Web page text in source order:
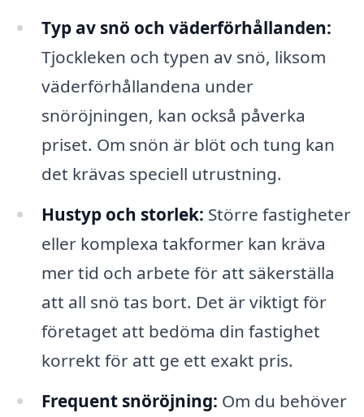
Typ av snö och väderförhållanden:
Tjockleken och typen av snö, liksom
väderförhållandena under
snöröjningen, kan också påverka
priset. Om snön är blöt och tung kan
det krävas speciell utrustning.
Hustyp och storlek: Större fastigheter
eller komplexa takformer kan kräva
mer tid och arbete för att säkerställa
att all snö tas bort. Det är viktigt för
företaget att bedöma din fastighet
korrekt för att ge ett exakt pris.
Frequent snöröjning: Om du behöver